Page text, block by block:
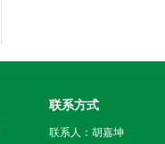
联系方式
联系人：胡嘉坤